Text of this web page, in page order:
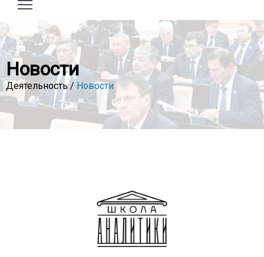
Новости
Деятельность / Новости